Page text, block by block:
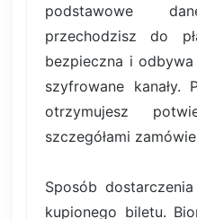
podstawowe
przechodzisz do
bezpieczna i
szyfrowane kanały.
otrzymujesz
szczegółami
Sposób
kupionego biletu.